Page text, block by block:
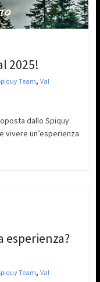
2025!
Team, Val
dallo Spiquy
vivere un’esperienza
Team, Val